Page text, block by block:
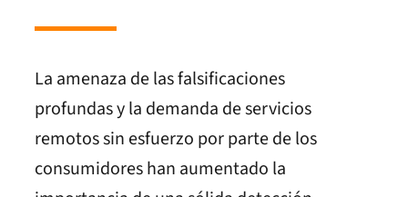
La amenaza de las falsificaciones
profundas y la demanda de servicios
remotos sin esfuerzo por parte de los
consumidores han aumentado la